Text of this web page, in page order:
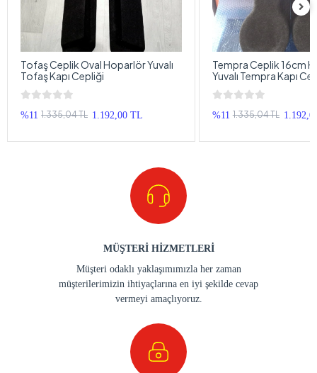
Tofaş Ceplik Oval Hoparlör Yuvalı
Tofaş Kapı Cepliği
%11 1.335,04 TL 1.192,00 TL
Tempra Ceplik 16cm
Yuvalı Tempra Kapı
%11 1.335,04 TL
MÜŞTERİ HİZMETLERİ
Müşteri odaklı yaklaşımımızla her zaman
müşterilerimizin ihtiyaçlarına en iyi şekilde cevap
vermeyi amaçlıyoruz.